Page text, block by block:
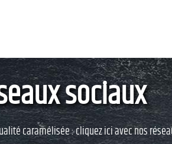
sociaux
caramélisée : cliquez ici avec nos